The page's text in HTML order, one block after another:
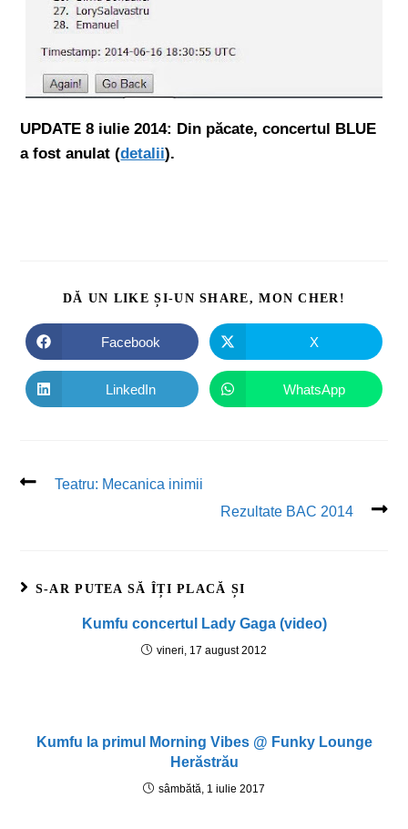
UPDATE 8 iulie 2014: Din păcate, concertul BLUE
a fost anulat (detalii).
DĂ UN LIKE ȘI-UN SHARE, MON CHER!
Facebook X
LinkedIn WhatsApp
Teatru: Mecanica inimii
Rezultate BAC 2014
S-AR PUTEA SĂ ÎȚI PLACĂ ȘI
Kumfu concertul Lady Gaga (video)
vineri, 17 august 2012
Kumfu la primul Morning Vibes @ Funky Lounge
Herăstrău
sâmbătă, 1 iulie 2017